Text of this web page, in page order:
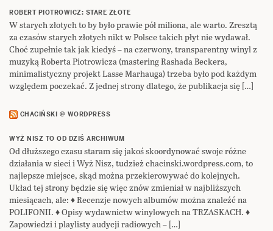
ROBERT PIOTROWICZ: STARE ZŁOTE
W starych złotych to by było prawie pół miliona, ale warto. Zresztą
za czasów starych złotych nikt w Polsce takich płyt nie wydawał.
Choć zupełnie tak jak kiedyś – na czerwony, transparentny winyl z
muzyką Roberta Piotrowicza (mastering Rashada Beckera,
minimalistyczny projekt Lasse Marhauga) trzeba było pod każdym
względem poczekać. Z jednej strony dlatego, że publikacja się […]
CHACIŃSKI @ WORDPRESS
WYŻ NISZ TO OD DZIŚ ARCHIWUM
Od dłuższego czasu staram się jakoś skoordynować swoje różne
działania w sieci i Wyż Nisz, tudzież chacinski.wordpress.com, to
najlepsze miejsce, skąd można przekierowywać do kolejnych.
Układ tej strony będzie się więc znów zmieniał w najbliższych
miesiącach, ale: ♦ Recenzje nowych albumów można znaleźć na
POLIFONII. ♦ Opisy wydawnictw winylowych na TRZASKACH. ♦
Zapowiedzi i playlisty audycji radiowych – […]